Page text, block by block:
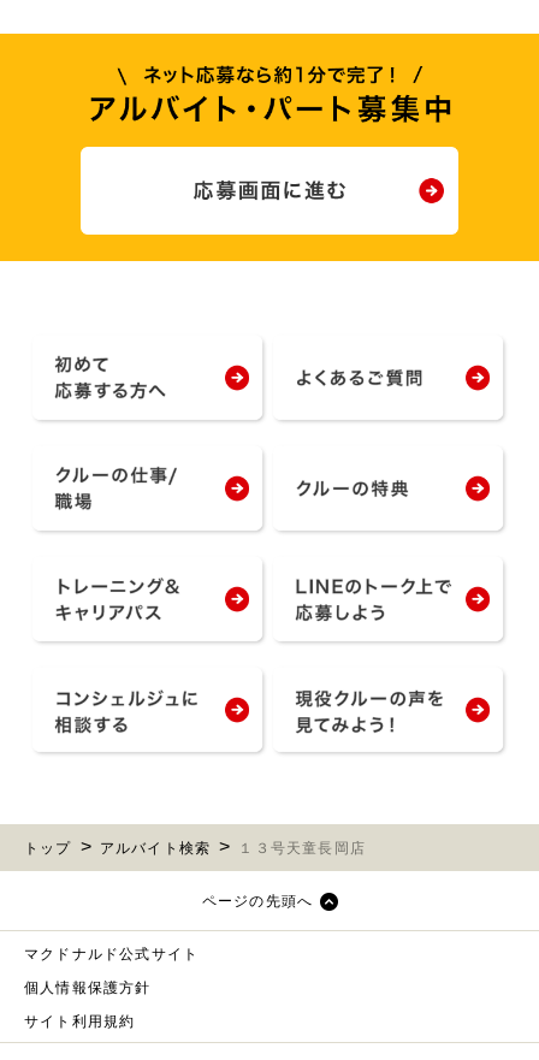
トップ アルバイト検索 １３号天童長岡店
ページの先頭へ
マクドナルド公式サイト
個人情報保護方針
サイト利用規約